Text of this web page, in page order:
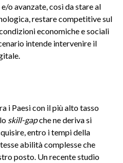
o avanzate, così da stare al
restare competitive sul
economiche e sociali
intende intervenire il
i Paesi con il più alto tasso
skill-gapche ne deriva si
entro i tempi della
abilità complesse che
posto. Un recente studio